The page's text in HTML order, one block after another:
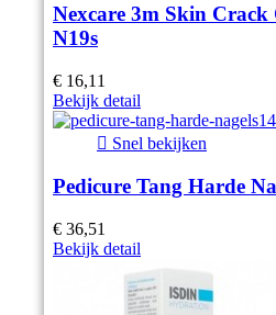
Nexcare 3m Skin
N19s
€ 16,11
Bekijk detail
 Snel bekijken
Pedicure Tang Harde
€ 36,51
Bekijk detail